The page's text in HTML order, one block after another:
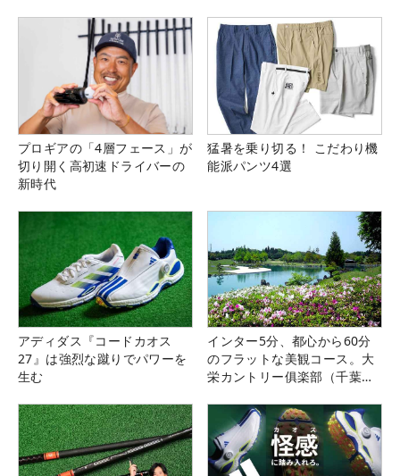
プロギアの「4層フェース」が
切り開く高初速ドライバーの
新時代
猛暑を乗り切る！ こだわり機
能派パンツ4選
アディダス『コードカオス
27』は強烈な蹴りでパワーを
生む
インター5分、都心から60分
のフラットな美観コース。大
栄カントリー俱楽部（千葉